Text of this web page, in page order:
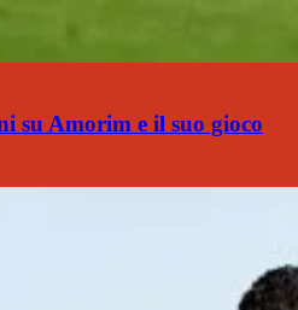
su Amorim e il suo gioco